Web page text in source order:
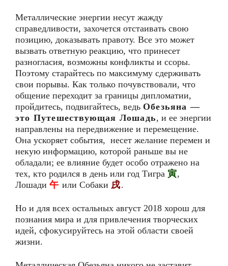
Металлические энергии несут жажду
справедливости, захочется отстаивать свою
позицию, доказывать правоту. Все это может
вызвать ответную реакцию, что принесет
разногласия, возможны конфликты и ссоры.
Поэтому старайтесь по максимуму сдерживать
свои порывы. Как только почувствовали, что
общение переходит за границы дипломатии,
пройдитесь, подвигайтесь, ведь Обезьяна —
это Путешествующая Лошадь, и ее энергии
направлены на передвижение и перемещение.
Она ускоряет события, несет желание перемен и
некую информацию, которой раньше вы не
обладали; ее влияние будет особо отражено на
тех, кто родился в день или год Тигра 寅,
Лошади 午или Собаки 戌.
Но и для всех остальных август 2018 хорош для
познания мира и для привлечения творческих
идей, сфокусируйтесь на этой области своей
жизни.